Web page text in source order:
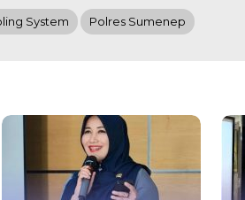
System Polres Sumenep